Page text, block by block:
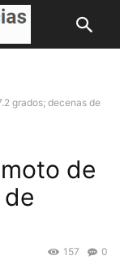
grados; decenas de
de
0
157